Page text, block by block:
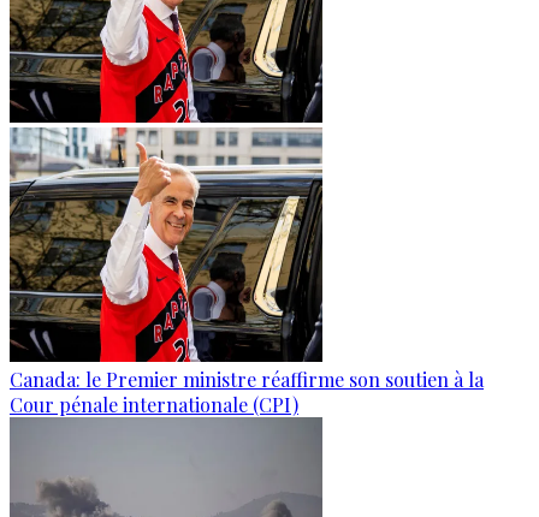
Canada: le Premier ministre réaffirme son soutien à la
Cour pénale internationale (CPI)